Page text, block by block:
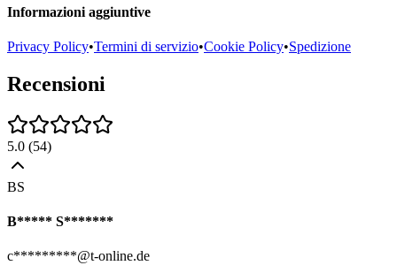
Informazioni aggiuntive
Privacy Policy•Termini di servizio•Cookie Policy•Spedizione
Recensioni
5.0 (54)
BS
B***** S*******
c*********@t-online.de